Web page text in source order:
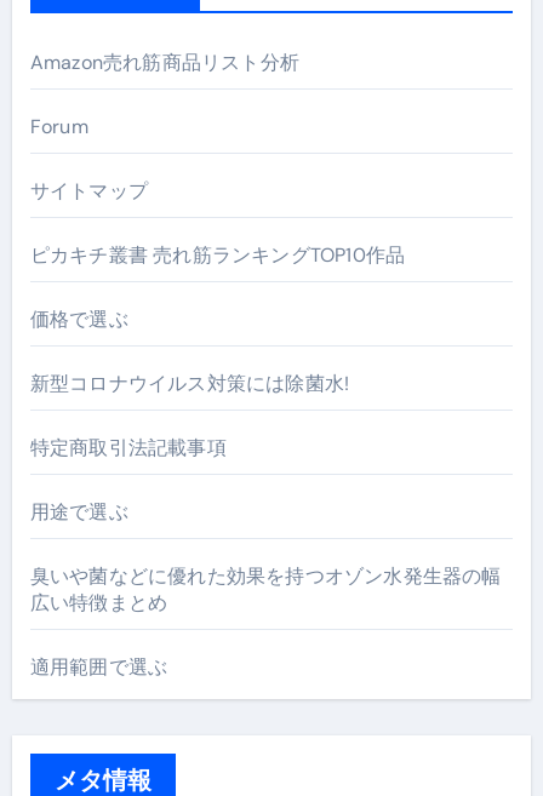
Amazon売れ筋商品リスト分析
Forum
サイトマップ
ピカキチ叢書 売れ筋ランキングTOP10作品
価格で選ぶ
新型コロナウイルス対策には除菌水!
特定商取引法記載事項
用途で選ぶ
臭いや菌などに優れた効果を持つオゾン水発生器の幅
広い特徴まとめ
適用範囲で選ぶ
メタ情報